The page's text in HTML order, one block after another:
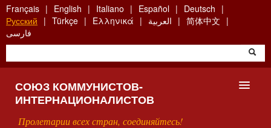
Skip
to
main
content
Français English Italiano Español
Deutsch
Русский
Türkçe Ελληνικά العربية
简体中文
فارسی
СОЮЗ КОММУНИСТОВ-
ИНТЕРНАЦИОНАЛИСТОВ
Пролетарии всех стран, соединяйтесь!